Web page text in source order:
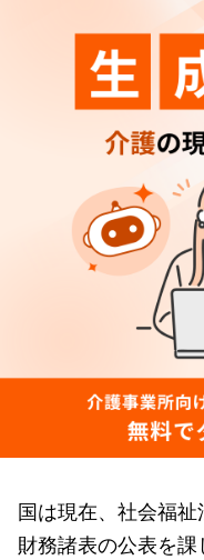
国は現在、社会福
財務諸表の公表を